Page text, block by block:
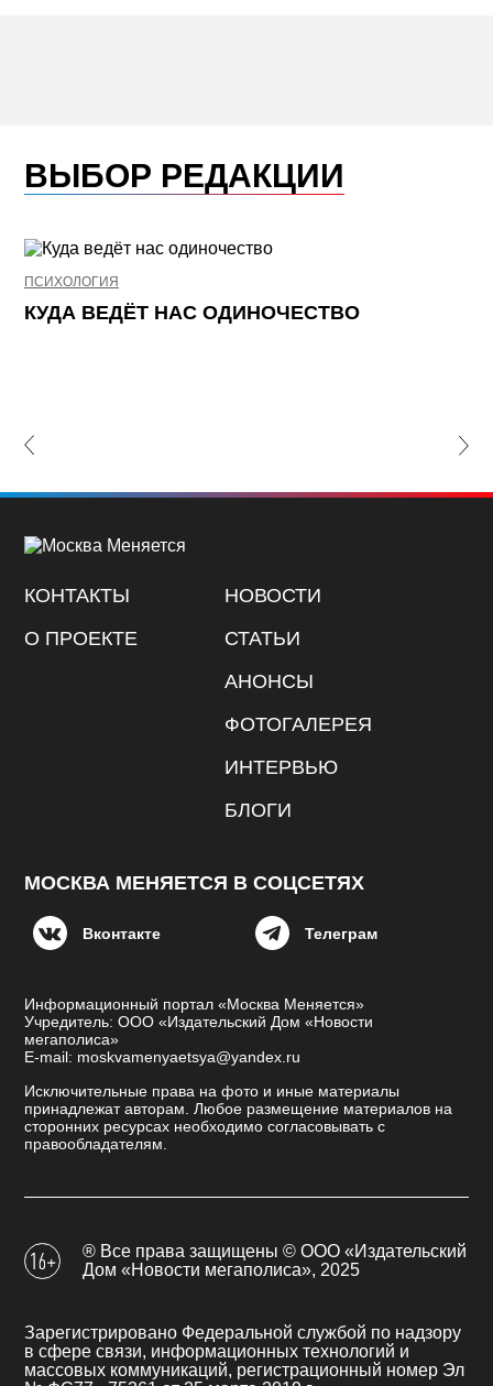
ВЫБОР РЕДАКЦИИ
ПСИХОЛОГИЯ
КУДА ВЕДЁТ НАС ОДИНОЧЕСТВО
КОНТАКТЫ
О ПРОЕКТЕ
НОВОСТИ
СТАТЬИ
АНОНСЫ
ФОТОГАЛЕРЕЯ
ИНТЕРВЬЮ
БЛОГИ
МОСКВА МЕНЯЕТСЯ В СОЦСЕТЯХ
Вконтакте Телеграм
Информационный портал «Москва Меняется»
Учредитель: ООО «Издательский Дом «Новости
мегаполиса»
E-mail: moskvamenyaetsya@yandex.ru
Исключительные права на фото и иные материалы
принадлежат авторам. Любое размещение материалов на
сторонних ресурсах необходимо согласовывать с
правообладателям.
® Все права защищены © ООО «Издательский
Дом «Новости мегаполиса», 2025
Зарегистрировано Федеральной службой по надзору
в сфере связи, информационных технологий и
массовых коммуникаций, регистрационный номер Эл